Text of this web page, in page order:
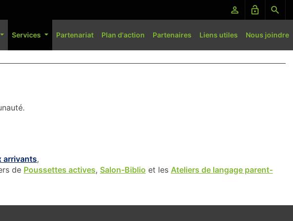
search
lock_open
perm_identity
Services Partenariat Plan d'action Partenaires Liens utiles Nous joindre
arrivants,
de Poussettes actives, Salon-Biblio et les Ateliers de langage parent-